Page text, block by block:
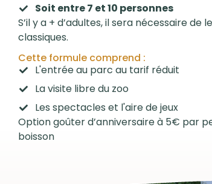
Soit entre 7 et 10 personnes
S’il y a + d’adultes, il sera nécessaire
classiques.
Cette formule comprend :
L'entrée au parc au tarif réduit
La visite libre du zoo
Les spectacles et l'aire de jeux
Option goûter d’anniversaire à 5€ par
boisson